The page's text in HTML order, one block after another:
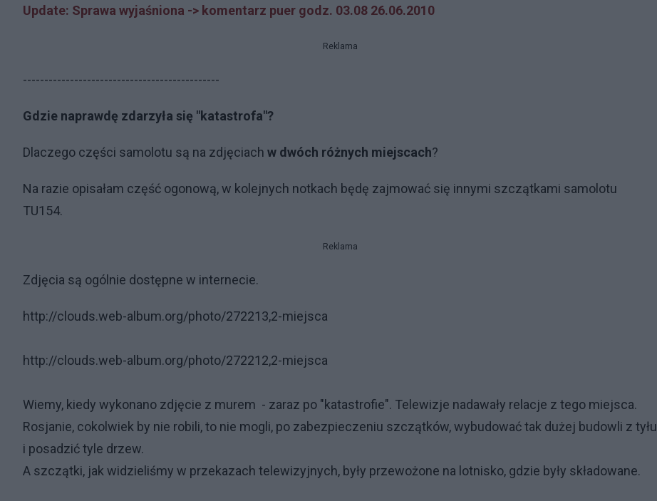
Update: Sprawa wyjaśniona -> komentarz puer godz. 03.08 26.06.2010
Reklama
----------------------------------------------
Gdzie naprawdę zdarzyła się "katastrofa"?
Dlaczego części samolotu są na zdjęciach w dwóch różnych miejscach?
Na razie opisałam część ogonową, w kolejnych notkach będę zajmować się innymi szczątkami samolotu
TU154.
Reklama
Zdjęcia są ogólnie dostępne w internecie.
http://clouds.web-album.org/photo/272213,2-miejsca
http://clouds.web-album.org/photo/272212,2-miejsca
Wiemy, kiedy wykonano zdjęcie z murem - zaraz po "katastrofie". Telewizje nadawały relacje z tego miejsca.
Rosjanie, cokolwiek by nie robili, to nie mogli, po zabezpieczeniu szczątków, wybudować tak dużej budowli z tyłu
i posadzić tyle drzew.
A szczątki, jak widzieliśmy w przekazach telewizyjnych, były przewożone na lotnisko, gdzie były składowane.